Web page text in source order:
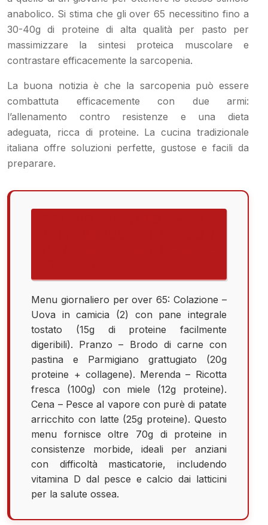
anabolico. Si stima che gli over 65 necessitino fino a
30-40g di proteine di alta qualità per pasto per
massimizzare la sintesi proteica muscolare e
contrastare efficacemente la sarcopenia.
La buona notizia è che la sarcopenia può essere
combattuta efficacemente con due armi:
l’allenamento contro resistenze e una dieta
adeguata, ricca di proteine. La cucina tradizionale
italiana offre soluzioni perfette, gustose e facili da
preparare.
Menu giornaliero per over 65: Colazione –
Uova in camicia (2) con pane integrale
tostato (15g di proteine facilmente
digeribili). Pranzo – Brodo di carne con
pastina e Parmigiano grattugiato (20g
proteine + collagene). Merenda – Ricotta
fresca (100g) con miele (12g proteine).
Cena – Pesce al vapore con purè di patate
arricchito con latte (25g proteine). Questo
menu fornisce oltre 70g di proteine in
consistenze morbide, ideali per anziani
con difficoltà masticatorie, includendo
vitamina D dal pesce e calcio dai latticini
per la salute ossea.